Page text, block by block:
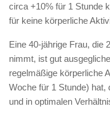
circa +10% für 1 Stunde
für keine körperliche
Eine 40-jährige Frau, die
nimmt, ist gut
regelmäßige körperliche
Woche für 1 Stunde)
und in optimalen